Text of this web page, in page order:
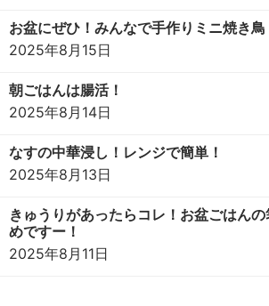
お盆にぜひ！みんなで手作りミニ焼き鳥
2025年8月15日
朝ごはんは腸活！
2025年8月14日
なすの中華浸し！レンジで簡単！
2025年8月13日
きゅうりがあったらコレ！お盆ごはん
めですー！
2025年8月11日